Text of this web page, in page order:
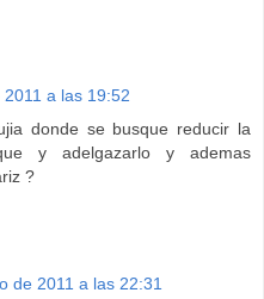
a las 19:52
donde se busque reducir la
y adelgazarlo y ademas
?
de 2011 a las 22:31